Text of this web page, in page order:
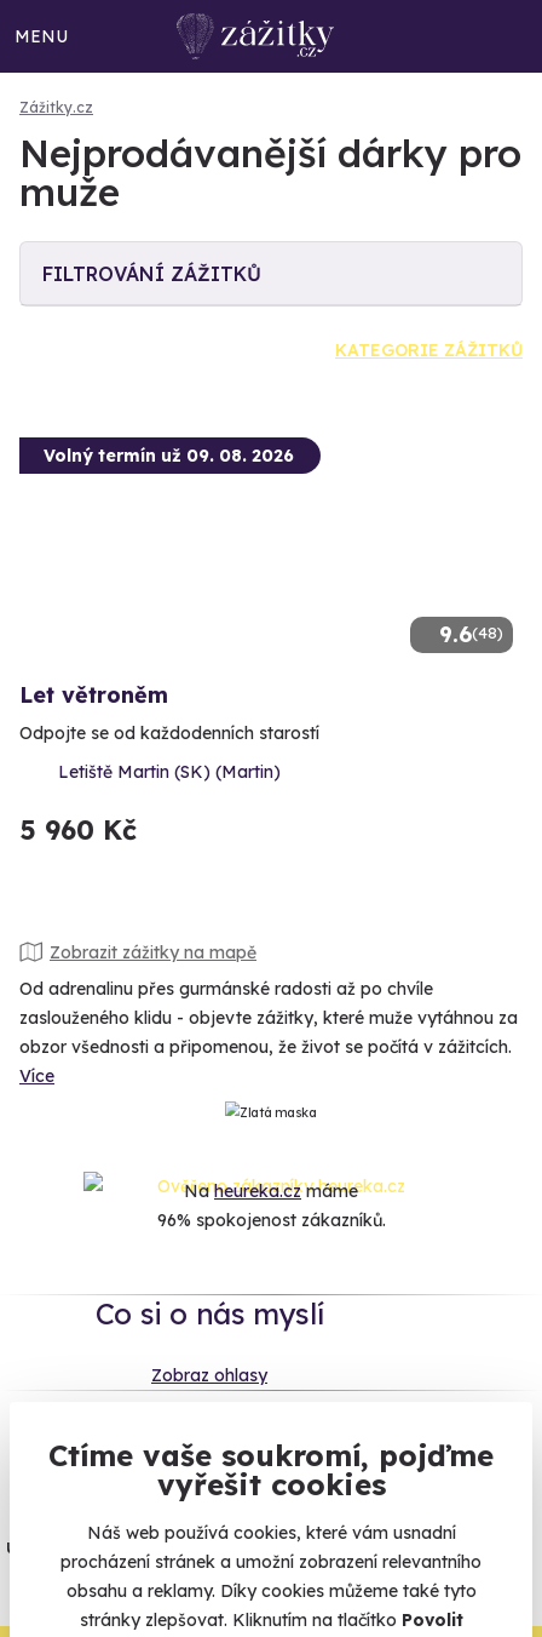
Ctíme vaše soukromí, pojďme
vyřešit cookies
Náš web používá cookies, které vám usnadní
procházení stránek a umožní zobrazení relevantního
obsahu a reklamy. Díky cookies můžeme také tyto
stránky zlepšovat. Kliknutím na tlačítko Povolit
MENU
Zážitky.cz
Nejprodávanější dárky pro
muže
FILTROVÁNÍ ZÁŽITKŮ
KATEGORIE ZÁŽITKŮ
9.6(48)
Volný termín už 09. 08. 2026
Let větroněm
Odpojte se od každodenních starostí
Letiště Martin (SK) (Martin)
5 960 Kč
Zobrazit zážitky na mapě
Od adrenalinu přes gurmánské radosti až po chvíle
zaslouženého klidu - objevte zážitky, které muže vytáhnou za
obzor všednosti a připomenou, že život se počítá v zážitcích.
Více
Naheureka.czmáme
96% spokojenost zákazníků.
Co si o nás myslí
Zobraz ohlasy
Vše umíme pojistit
úrazové pojištění z nabídky zážitkových
agentur.
Vše o pojištění